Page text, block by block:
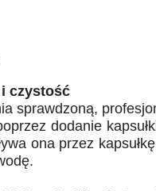
czystość
sprawdzoną,
dodanie
ona przez